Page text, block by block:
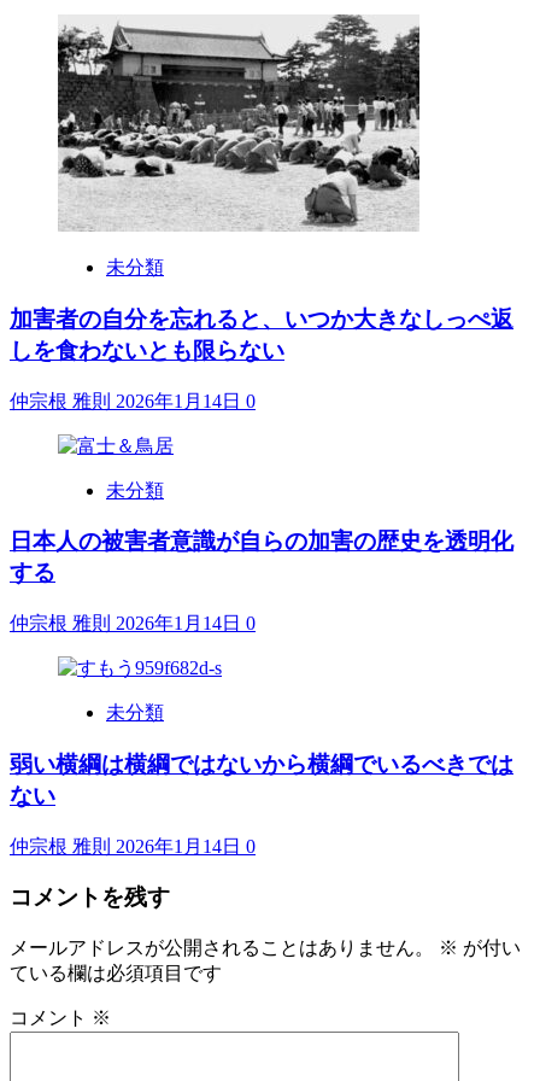
未分類
加害者の自分を忘れると、いつか大きなしっぺ返
しを食わないとも限らない
仲宗根 雅則 2026年1月14日 0
未分類
日本人の被害者意識が自らの加害の歴史を透明化
する
仲宗根 雅則 2026年1月14日 0
未分類
弱い横綱は横綱ではないから横綱でいるべきでは
ない
仲宗根 雅則 2026年1月14日 0
コメントを残す
メールアドレスが公開されることはありません。 ※ が付い
ている欄は必須項目です
コメント ※